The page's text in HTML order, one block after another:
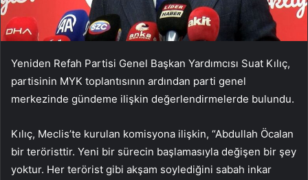
Yeniden Refah Partisi Genel Başkan Yardımcısı Suat Kılıç,
partisinin MYK toplantısının ardından parti genel
merkezinde gündeme ilişkin değerlendirmelerde bulundu.
Kılıç, Meclis’te kurulan komisyona ilişkin, “Abdullah Öcalan
bir teröristtir. Yeni bir sürecin başlamasıyla değişen bir şey
yoktur. Her terörist gibi akşam soylediğini sabah inkar